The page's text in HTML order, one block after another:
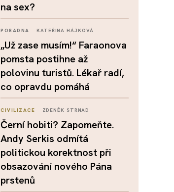
na sex?
PORADNA KATEŘINA HÁJKOVÁ
„Už zase musím!“ Faraonova
pomsta postihne až
polovinu turistů. Lékař radí,
co opravdu pomáhá
CIVILIZACE ZDENĚK STRNAD
Černí hobiti? Zapomeňte.
Andy Serkis odmítá
politickou korektnost při
obsazování nového Pána
prstenů